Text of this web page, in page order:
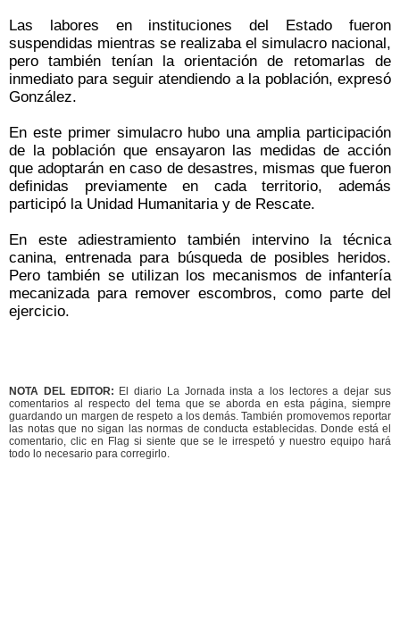
Las labores en instituciones del Estado fueron
suspendidas mientras se realizaba el simulacro nacional,
pero también tenían la orientación de retomarlas de
inmediato para seguir atendiendo a la población, expresó
González.
En este primer simulacro hubo una amplia participación
de la población que ensayaron las medidas de acción
que adoptarán en caso de desastres, mismas que fueron
definidas previamente en cada territorio, además
participó la Unidad Humanitaria y de Rescate.
En este adiestramiento también intervino la técnica
canina, entrenada para búsqueda de posibles heridos.
Pero también se utilizan los mecanismos de infantería
mecanizada para remover escombros, como parte del
ejercicio.
NOTA DEL EDITOR: El diario La Jornada insta a los lectores a dejar sus
comentarios al respecto del tema que se aborda en esta página, siempre
guardando un margen de respeto a los demás. También promovemos reportar
las notas que no sigan las normas de conducta establecidas. Donde está el
comentario, clic en Flag si siente que se le irrespetó y nuestro equipo hará
todo lo necesario para corregirlo.